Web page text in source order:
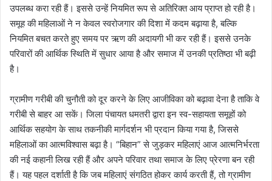
उपलब्ध करा रही हैं। इससे उन्हें नियमित रूप से अतिरिक्त आय प्राप्त हो रही है।
समूह की महिलाओं ने न केवल स्वरोजगार की दिशा में कदम बढ़ाया है, बल्कि
नियमित बचत करते हुए समय पर ऋण की अदायगी भी कर रही हैं। इससे उनके
परिवारों की आर्थिक स्थिति में सुधार आया है और समाज में उनकी प्रतिष्ठा भी बढ़ी
है।
ग्रामीण गरीबी की चुनौती को दूर करने के लिए आजीविका को बढ़ावा देना है ताकि वे
गरीबी से बाहर आ सकें। जिला पंचायत धमतरी द्वारा इन स्व-सहायता समूहों को
आर्थिक सहयोग के साथ तकनीकी मार्गदर्शन भी प्रदान किया गया है, जिससे
महिलाओं का आत्मविश्वास बढ़ा है। “बिहान” से जुड़कर महिलाएं आज आत्मनिर्भरता
की नई कहानी लिख रही हैं और अपने परिवार तथा समाज के लिए प्रेरणा बन रही
हैं। यह पहल दर्शाती है कि जब महिलाएं संगठित होकर कार्य करती हैं, तो ग्रामीण